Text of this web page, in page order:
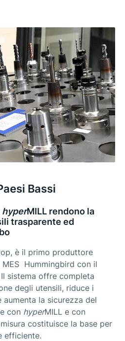
Bassi
hyperMILL rendono la
trasparente ed
è il primo produttore
Hummingbird con il
sistema offre completa
degli utensili, riduce i
la sicurezza del
con hyperMILL e con
costituisce la base per
efficiente.